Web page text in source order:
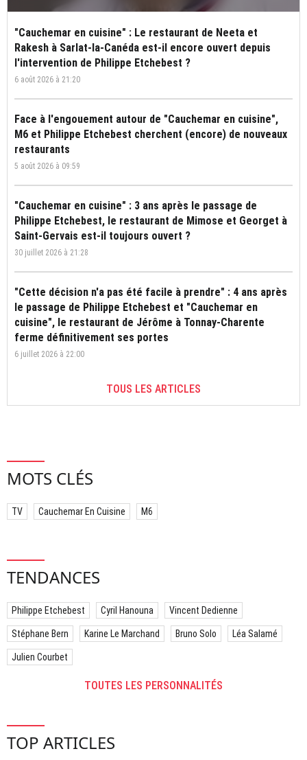
"Cauchemar en cuisine" : Le restaurant de Neeta et
Rakesh à Sarlat-la-Canéda est-il encore ouvert depuis
l'intervention de Philippe Etchebest ?
6 août 2026 à 21:20
Face à l'engouement autour de "Cauchemar en cuisine",
M6 et Philippe Etchebest cherchent (encore) de nouveaux
restaurants
5 août 2026 à 09:59
"Cauchemar en cuisine" : 3 ans après le passage de
Philippe Etchebest, le restaurant de Mimose et Georget à
Saint-Gervais est-il toujours ouvert ?
30 juillet 2026 à 21:28
"Cette décision n'a pas été facile à prendre" : 4 ans après
le passage de Philippe Etchebest et "Cauchemar en
cuisine", le restaurant de Jérôme à Tonnay-Charente
ferme définitivement ses portes
6 juillet 2026 à 22:00
TOUS LES ARTICLES
MOTS CLÉS
TV Cauchemar En Cuisine M6
TENDANCES
Philippe Etchebest Cyril Hanouna Vincent Dedienne
Stéphane Bern Karine Le Marchand Bruno Solo Léa Salamé
Julien Courbet
TOUTES LES PERSONNALITÉS
TOP ARTICLES